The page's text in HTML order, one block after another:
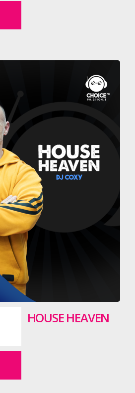
HOUSE HEAVEN